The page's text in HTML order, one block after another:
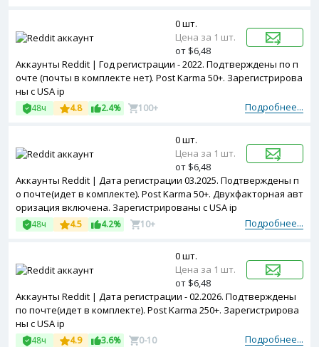
Аккаунты Reddit | Год регистрации - 2022. Подтверждены по п
очте (почты в комплекте нет). Post Karma 50+. Зарегистрирова
ны с USA ip
Подробнее...
48ч 4.8 2.4% 100+
0 шт.
Цена за 1 шт.
от $6,48
Аккаунты Reddit | Дата регистрации 03.2025. Подтверждены п
о почте(идет в комплекте). Post Karma 50+. Двухфакторная авт
оризация включена. Зарегистрированы с USA ip
Подробнее...
48ч 4.5 4.2% 10+
0 шт.
Цена за 1 шт.
от $6,48
Аккаунты Reddit | Дата регистрации - 02.2026. Подтверждены
по почте(идет в комплекте). Post Karma 250+. Зарегистрирова
ны с USA ip
Подробнее...
48ч 4.9 3.6% 0-10
0 шт.
Цена за 1 шт.
от $6,48